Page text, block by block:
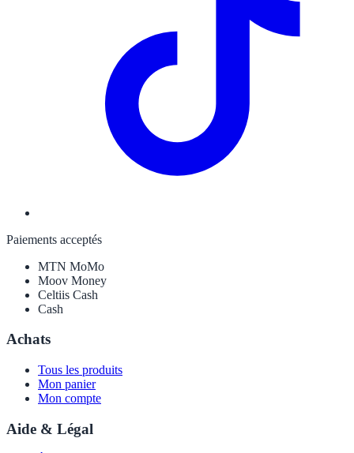
Paiements acceptés
MTN MoMo
Moov Money
Celtiis Cash
Cash
Achats
Tous les produits
Mon panier
Mon compte
Aide & Légal